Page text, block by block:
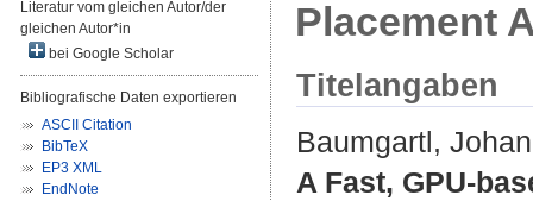
Literatur vom gleichen Autor/der
gleichen Autor*in
bei Google Scholar
Bibliografische Daten exportieren
ASCII Citation
BibTeX
EP3 XML
EndNote
Placement
Titelangaben
Baumgartl,
A Fast, GPU-